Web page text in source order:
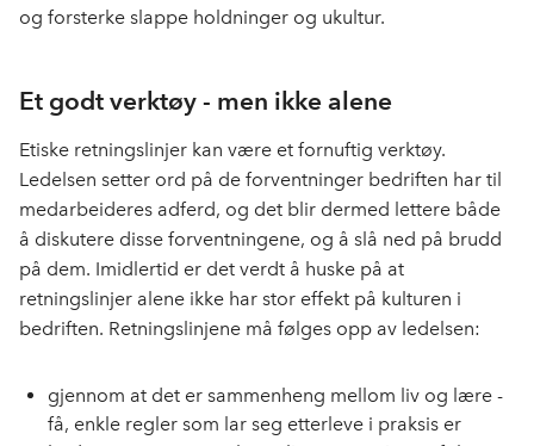
og forsterke slappe holdninger og ukultur.
Et godt verktøy - men ikke alene
Etiske retningslinjer kan være et fornuftig verktøy.
Ledelsen setter ord på de forventninger bedriften har til
medarbeideres adferd, og det blir dermed lettere både
å diskutere disse forventningene, og å slå ned på brudd
på dem. Imidlertid er det verdt å huske på at
retningslinjer alene ikke har stor effekt på kulturen i
bedriften. Retningslinjene må følges opp av ledelsen:
gjennom at det er sammenheng mellom liv og lære -
få, enkle regler som lar seg etterleve i praksis er